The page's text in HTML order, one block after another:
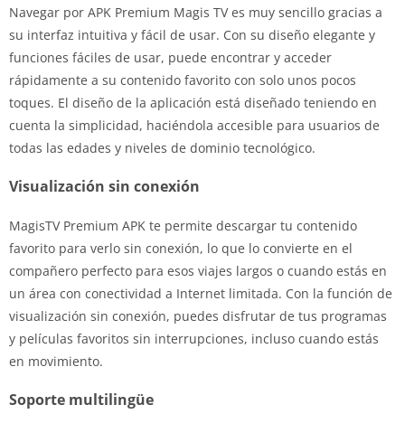
Navegar por APK Premium Magis TV es muy sencillo gracias a
su interfaz intuitiva y fácil de usar. Con su diseño elegante y
funciones fáciles de usar, puede encontrar y acceder
rápidamente a su contenido favorito con solo unos pocos
toques. El diseño de la aplicación está diseñado teniendo en
cuenta la simplicidad, haciéndola accesible para usuarios de
todas las edades y niveles de dominio tecnológico.
Visualización sin conexión
MagisTV Premium APK te permite descargar tu contenido
favorito para verlo sin conexión, lo que lo convierte en el
compañero perfecto para esos viajes largos o cuando estás en
un área con conectividad a Internet limitada. Con la función de
visualización sin conexión, puedes disfrutar de tus programas
y películas favoritos sin interrupciones, incluso cuando estás
en movimiento.
Soporte multilingüe